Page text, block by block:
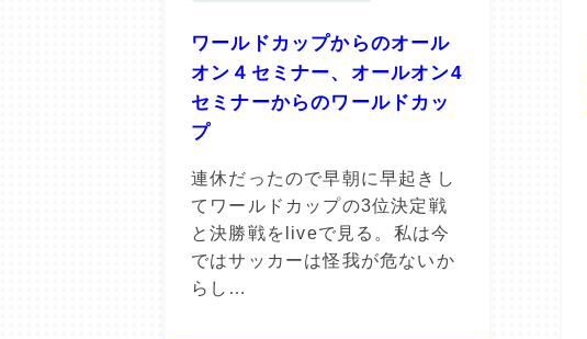
ワールドカップからのオール
オン４セミナー、オールオン4
セミナーからのワールドカッ
プ
連休だったので早朝に早起きし
てワールドカップの3位決定戦
と決勝戦をliveで見る。私は今
ではサッカーは怪我が危ないか
らし…